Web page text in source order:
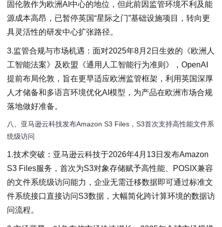
固伦敦作为欧洲AI中心的地位，但此前因监管环境不利及能
源成本高昂，已暂停英国“星际之门”基础设施项目，转向更
具灵活性的研发中心扩张路径。
3.监管合规与市场机遇：面对2025年8月2日生效的《欧洲人
工智能法案》及欧盟《通用人工智能行为准则》，OpenAI
提前布局伦敦，旨在更早适应欧洲监管框架，利用英国深厚
人才储备和多语言环境优化AI模型，为产品在欧洲市场合规
落地做好准备。
八、亚马逊云科技发布Amazon S3 Files，S3首次支持高性能文件系
统级访问
1.技术突破：亚马逊云科技于2026年4月13日发布Amazon
S3 Files服务，首次为S3对象存储赋予高性能、POSIX兼容
的文件系统级访问能力，企业无需迁移数据即可通过标准文
件系统接口直接访问S3数据，大幅简化跨计算环境的数据访
问流程。